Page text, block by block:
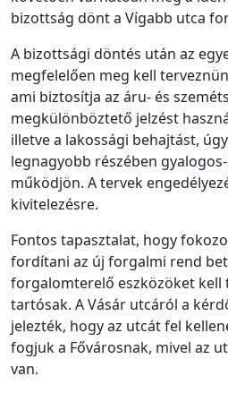
bizottság dönt a Vígabb utca
A bizottsági döntés után az
megfelelően meg kell
ami biztosítja az áru- és
megkülönböztető jelzést
illetve a lakossági behajtást,
legnagyobb részében
működjön. A tervek
kivitelezésre.
Fontos tapasztalat, hogy
fordítani az új forgalmi rend
forgalomterelő eszközöket kell
tartósak. A Vásár utcáról a
jelezték, hogy az utcát fel
fogjuk a Fővárosnak, mivel az
van.